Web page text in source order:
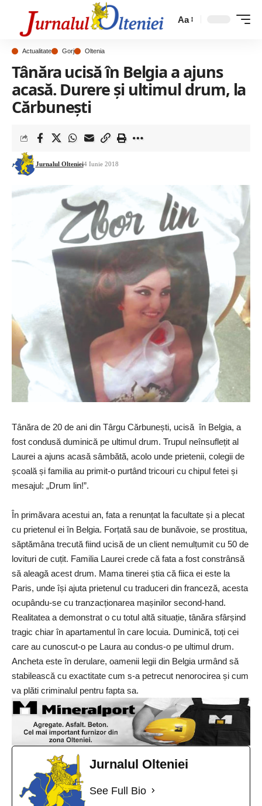
Aa
Actualitate Gorj Oltenia
Tânăra ucisă în Belgia a ajuns
acasă. Durere și ultimul drum, la
Cărbunești
Jurnalul Olteniei4 Iunie 2018
Tânăra de 20 de ani din Târgu Cărbunești, ucisă în Belgia, a
fost condusă duminică pe ultimul drum. Trupul neînsuflețit al
Laurei a ajuns acasă sâmbătă, acolo unde prietenii, colegii de
școală și familia au primit-o purtând tricouri cu chipul fetei și
mesajul: „Drum lin!”.
În primăvara acestui an, fata a renunțat la facultate și a plecat
cu prietenul ei în Belgia. Forțată sau de bunăvoie, se prostitua,
săptămâna trecută fiind ucisă de un client nemulțumit cu 50 de
lovituri de cuțit. Familia Laurei crede că fata a fost constrânsă
să aleagă acest drum. Mama tinerei știa că fiica ei este la
Paris, unde își ajuta prietenul cu traduceri din franceză, acesta
ocupându-se cu tranzacționarea mașinilor second-hand.
Realitatea a demonstrat o cu totul altă situație, tânăra sfârșind
tragic chiar în apartamentul în care locuia. Duminică, toți cei
care au cunoscut-o pe Laura au condus-o pe ultimul drum.
Ancheta este în derulare, oamenii legii din Belgia urmând să
stabilească cu exactitate cum s-a petrecut nenorocirea și cum
va plăti criminalul pentru fapta sa.
Jurnalul Olteniei
See Full Bio